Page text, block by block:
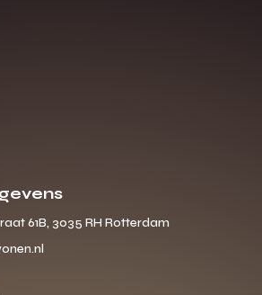
61B, 3035 RH Rotterdam